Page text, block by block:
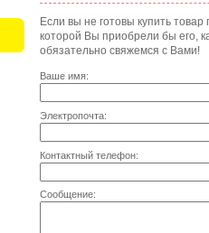
Если вы не готовы купить
которой Вы приобрели бы его,
обязательно свяжемся с Вами!
Ваше имя:
Электропочта:
Контактный телефон:
Сообщение: